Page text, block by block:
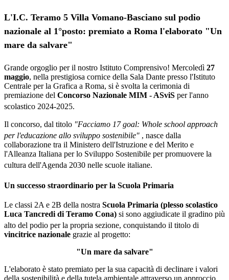
L'I.C. Teramo 5 Villa Vomano-Basciano sul podio
nazionale al 1°posto: premiato a Roma l'elaborato "Un
mare da salvare"
Grande orgoglio per il nostro Istituto Comprensivo! Mercoledì 27
maggio, nella prestigiosa cornice della Sala Dante presso l'Istituto
Centrale per la Grafica a Roma, si è svolta la cerimonia di
premiazione del Concorso Nazionale MIM - ASviS per l'anno
scolastico 2024-2025.
Il concorso, dal titolo "Facciamo 17 goal: Whole school approach
per l'educazione allo sviluppo sostenibile" , nasce dalla
collaborazione tra il Ministero dell'Istruzione e del Merito e
l'Alleanza Italiana per lo Sviluppo Sostenibile per promuovere la
cultura dell'Agenda 2030 nelle scuole italiane.
Un successo straordinario per la Scuola Primaria
Le classi 2A e 2B della nostra Scuola Primaria (plesso scolastico
Luca Tancredi di Teramo Cona) si sono aggiudicate il gradino più
alto del podio per la propria sezione, conquistando il titolo di
vincitrice nazionale grazie al progetto:
"Un mare da salvare"
L'elaborato è stato premiato per la sua capacità di declinare i valori